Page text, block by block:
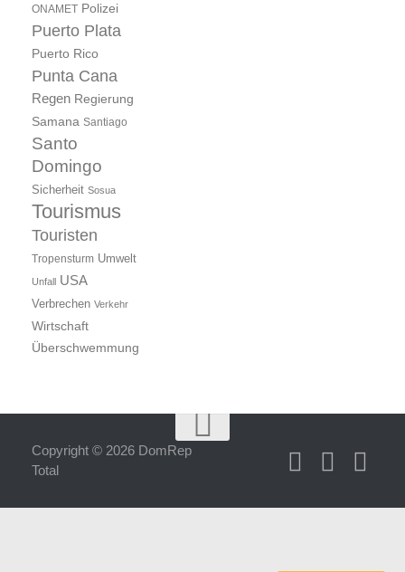
ONAMET Polizei
Puerto Plata
Puerto Rico
Punta Cana
Regen Regierung
Samana Santiago
Santo
Domingo
Sicherheit Sosua
Tourismus
Touristen
Tropensturm Umwelt
Unfall USA
Verbrechen Verkehr
Wirtschaft
Überschwemmung
Copyright © 2026 DomRep
Total